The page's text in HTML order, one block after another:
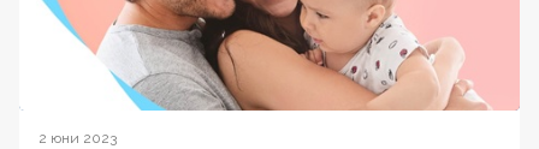
2 юни 2023